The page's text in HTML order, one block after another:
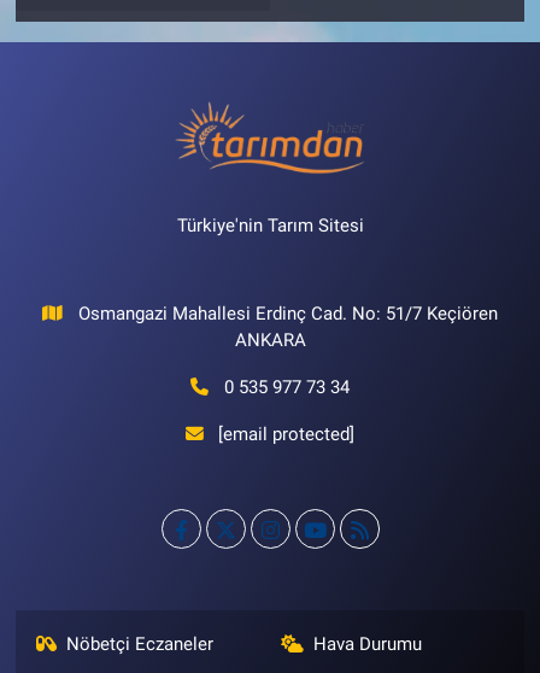
Türkiye'nin Tarım Sitesi
Osmangazi Mahallesi Erdinç Cad. No: 51/7 Keçiören
ANKARA
0 535 977 73 34
[email protected]
Nöbetçi Eczaneler Hava Durumu